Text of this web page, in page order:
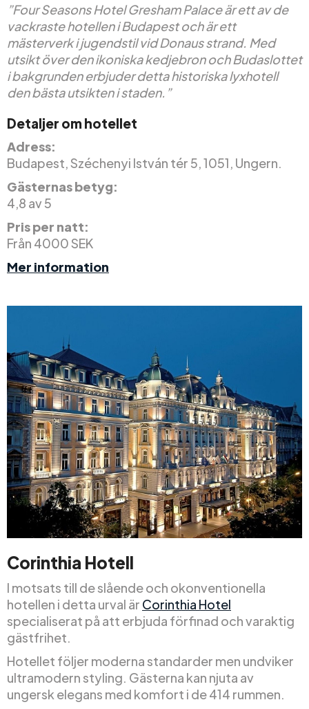
”Four Seasons Hotel Gresham Palace är ett av de
vackraste hotellen i Budapest och är ett
mästerverk i jugendstil vid Donaus strand. Med
utsikt över den ikoniska kedjebron och Budaslottet
i bakgrunden erbjuder detta historiska lyxhotell
den bästa utsikten i staden.”
Detaljer om hotellet
Adress:
Budapest, Széchenyi István tér 5, 1051, Ungern.
Gästernas betyg:
4,8 av 5
Pris per natt:
Från 4000 SEK
Mer information
Corinthia Hotell
I motsats till de slående och okonventionella
hotellen i detta urval är Corinthia Hotel
specialiserat på att erbjuda förfinad och varaktig
gästfrihet.
Hotellet följer moderna standarder men undviker
ultramodern styling. Gästerna kan njuta av
ungersk elegans med komfort i de 414 rummen.